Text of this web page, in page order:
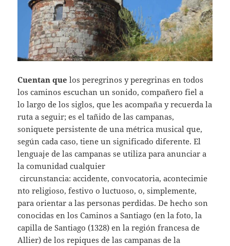
Cuentan que los peregrinos y peregrinas en todos
los caminos escuchan un sonido, compañero fiel a
lo largo de los siglos, que les acompaña y recuerda la
ruta a seguir; es el tañido de las campanas,
soniquete persistente de una métrica musical que,
según cada caso, tiene un significado diferente. El
lenguaje de las campanas se utiliza para anunciar a
la comunidad cualquier
circunstancia: accidente, convocatoria, acontecimie
nto religioso, festivo o luctuoso, o, simplemente,
para orientar a las personas perdidas. De hecho son
conocidas en los Caminos a Santiago (en la foto, la
capilla de Santiago (1328) en la región francesa de
Allier) de los repiques de las campanas de la